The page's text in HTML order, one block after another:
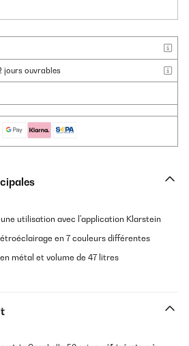
jours ouvrables
utilisation avec l'application Klarstein
en 7 couleurs différentes
métal et volume de 47 litres